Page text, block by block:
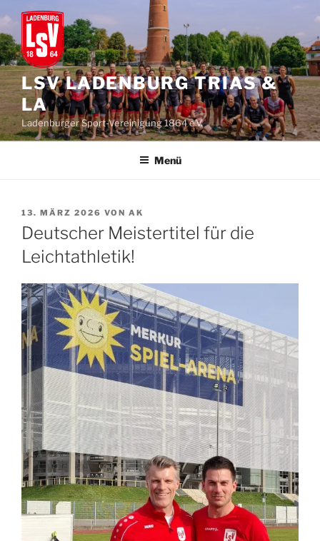
Inhalt
springen
LSV LADENBURG TRIAS &
LA
Ladenburger Sport-Vereinigung 1864 e.V.
Menü
VERÖFFENTLICHT
AM
13. MÄRZ 2026 VON AK
Deutscher Meistertitel für die
Leichtathletik!